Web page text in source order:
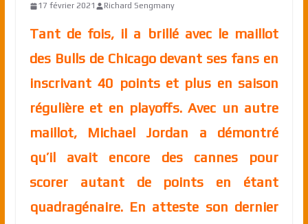
17 février 2021 Richard Sengmany
Tant de fois, il a brillé avec le maillot
des Bulls de Chicago devant ses fans en
inscrivant 40 points et plus en saison
régulière et en playoffs. Avec un autre
maillot, Michael Jordan a démontré
qu’il avait encore des cannes pour
scorer autant de points en étant
quadragénaire. En atteste son dernier